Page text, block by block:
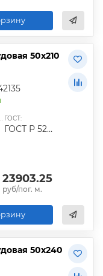
50х210
метра, кг: ГОСТ:
ГОСТ Р 52927-2015
23903.25
руб/пог. м.
50х240